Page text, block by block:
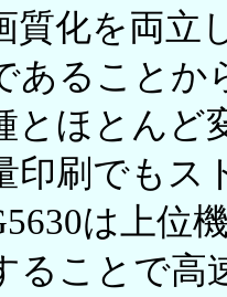
質化を両立
あることか
とほとんど
印刷でもス
は上位
ることで高